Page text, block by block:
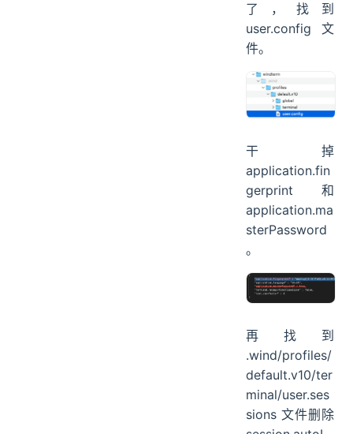
了，找到
user.config 文
件。
干掉
application.fin
gerprint 和
application.ma
sterPassword
。
再找到
.wind/profiles/
default.v10/ter
minal/user.ses
sions 文件删除